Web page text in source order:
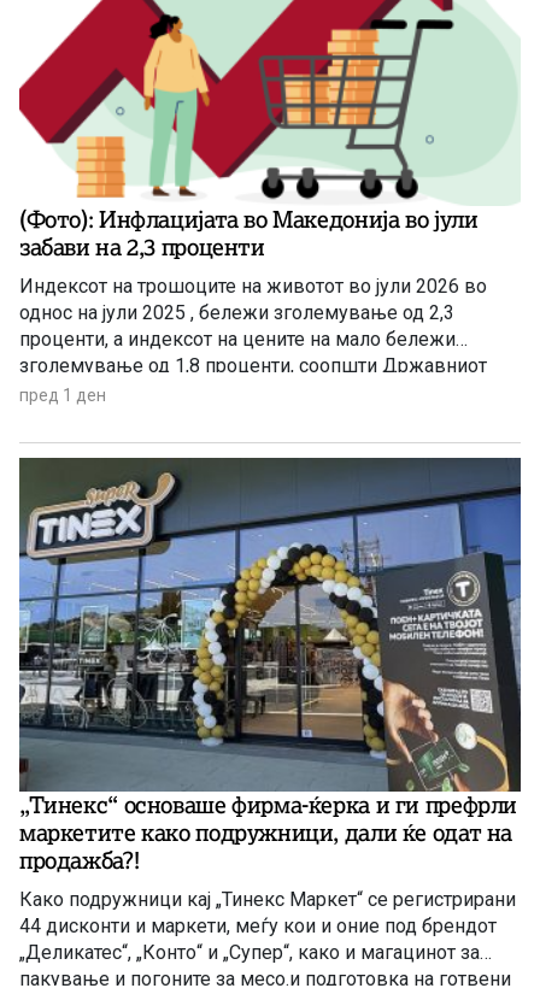
(Фото): Инфлацијата во Македонија во јули
забави на 2,3 проценти
Индексот на трошоците на животот во јули 2026 во
однос на јули 2025 , бележи зголемување од 2,3
проценти, а индексот на цените на мало бележи
зголемување од 1,8 проценти, соопшти Државниот
завод за статистика. Станува збор за благо забавување
годишната стапка на инфлација изнесуваше 3,4
пред 1 ден
„Тинекс“ основаше фирма-ќерка и ги префрли
маркетите како подружници, дали ќе одат на
продажба?!
Како подружници кај „Тинекс Маркет“ се регистрирани
44 дисконти и маркети, меѓу кои и оние под брендот
„Деликатес“, „Конто“ и „Супер“, како и магацинот за
пакување и погоните за месо.и подготовка на готвени